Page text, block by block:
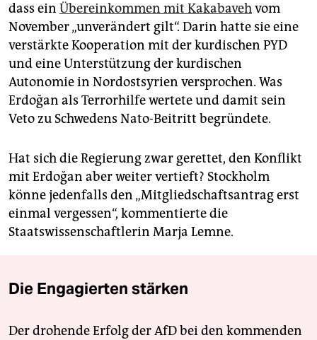
dass ein Übereinkommen mit Kakabavehvom
November „unverändert gilt“. Darin hatte sie eine
verstärkte Kooperation mit der kurdischen PYD
und eine Unterstützung der kurdischen
Autonomie in Nordostsyrien versprochen. Was
Erdoğan als Terrorhilfe wertete und damit sein
Veto zu Schwedens Nato-Beitritt begründete.
Hat sich die Regierung zwar gerettet, den Konflikt
mit Erdoğan aber weiter vertieft? Stockholm
könne jedenfalls den „Mitgliedschaftsantrag erst
einmal vergessen“, kommentierte die
Staatswissenschaftlerin Marja Lemne.
Die Engagierten stärken
Der drohende Erfolg der AfD bei den kommenden